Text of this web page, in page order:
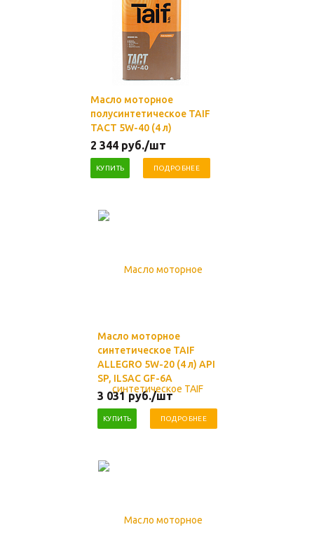
Масло моторное
полусинтетическое TAIF
TACT 5W-40 (4 л)
2 344 руб./шт
КУПИТЬ ПОДРОБНЕЕ
Масло моторное
синтетическое TAIF
ALLEGRO 5W-20 (4 л) API
SP, ILSAC GF-6A
3 031руб./шт
КУПИТЬ ПОДРОБНЕЕ